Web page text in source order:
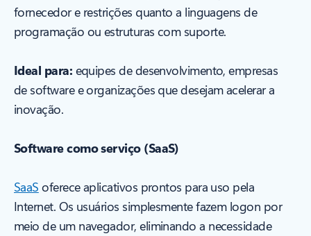
fornecedor e restrições quanto a linguagens de
programação ou estruturas com suporte.
Ideal para: equipes de desenvolvimento, empresas
de software e organizações que desejam acelerar a
inovação.
Software como serviço (SaaS)
SaaS oferece aplicativos prontos para uso pela
Internet. Os usuários simplesmente fazem logon por
meio de um navegador, eliminando a necessidade